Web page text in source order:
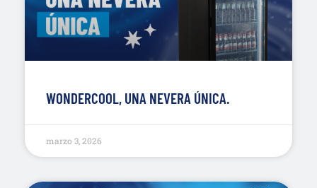
WONDERCOOL, UNA NEVERA ÚNICA.
marzo 3, 2026